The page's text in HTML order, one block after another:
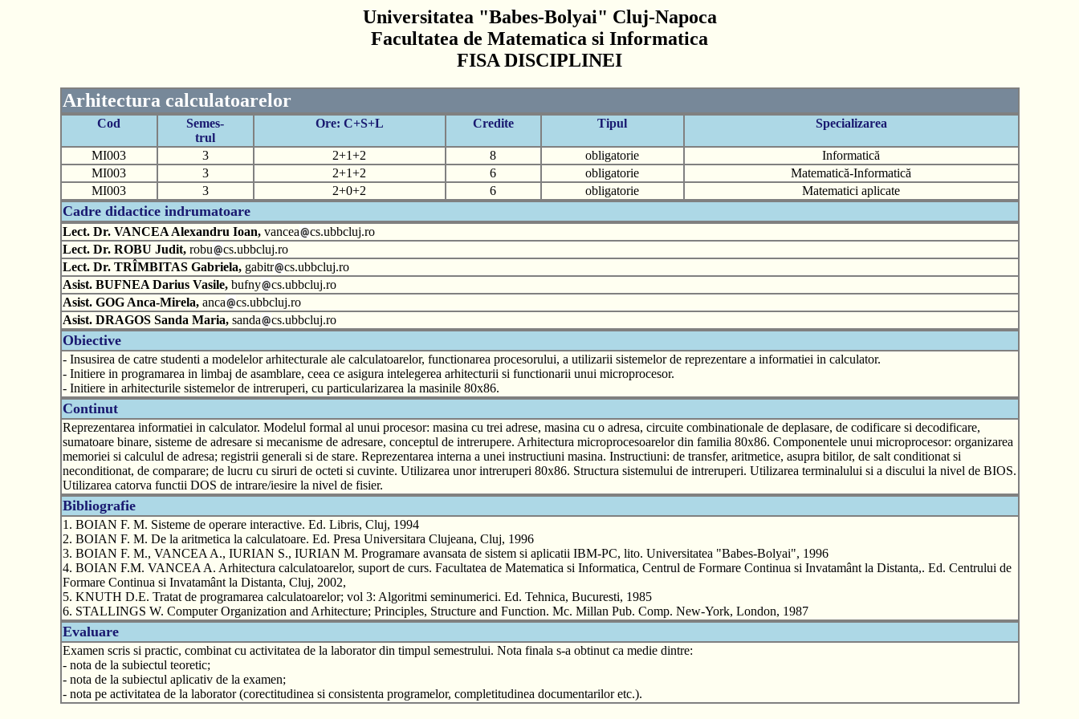
Universitatea "Babes-Bolyai" Cluj-Napoca
Facultatea de Matematica si Informatica
FISA DISCIPLINEI
Arhitectura calculatoarelor
Cod
Semes-
trul
Ore: C+S+L Credite Tipul Specializarea
MI003 3 2+1+2 8 obligatorie
Informatică
MI003
3 2+1+2 6 obligatorie
Matematică-Informatică
MI003
3 2+0+2 6 obligatorie Matematici aplicate
Cadre didactice indrumatoare
Lect. Dr. VANCEA Alexandru Ioan,vancea
cs.ubbcluj.ro
Lect. Dr. ROBU Judit,robu
cs.ubbcluj.ro
Lect. Dr. TRÎMBITAS Gabriela,gabitr
cs.ubbcluj.ro
Asist. BUFNEA Darius Vasile,bufny
cs.ubbcluj.ro
Asist. GOG Anca-Mirela,anca
cs.ubbcluj.ro
Asist. DRAGOS Sanda Maria,sanda cs.ubbcluj.ro
Obiective
- Insusirea de catre studenti a modelelor arhitecturale ale calculatoarelor, functionarea procesorului, a utilizarii sistemelor de reprezentare a informatiei in calculator.
- Initiere in programarea in limbaj de asamblare, ceea ce asigura intelegerea arhitecturii si functionarii unui microprocesor.
- Initiere in arhitecturile sistemelor de intreruperi, cu particularizarea la masinile 80x86.
Continut
Reprezentarea informatiei in calculator. Modelul formal al unui procesor: masina cu trei adrese, masina cu o adresa, circuite combinationale de deplasare, de codificare si decodificare,
sumatoare binare, sisteme de adresare si mecanisme de adresare, conceptul de intrerupere. Arhitectura microprocesoarelor din familia 80x86. Componentele unui microprocesor: organizarea
memoriei si calculul de adresa; registrii generali si de stare. Reprezentarea interna a unei instructiuni masina. Instructiuni: de transfer, aritmetice, asupra bitilor, de salt conditionat si
neconditionat, de comparare; de lucru cu siruri de octeti si cuvinte. Utilizarea unor intreruperi 80x86. Structura sistemului de intreruperi. Utilizarea terminalului si a discului la nivel de BIOS.
Utilizarea catorva functii DOS de intrare/iesire la nivel de fisier.
Bibliografie
1. BOIAN F. M. Sisteme de operare interactive. Ed. Libris, Cluj, 1994
2. BOIAN F. M. De la aritmetica la calculatoare. Ed. Presa Universitara Clujeana, Cluj, 1996
3. BOIAN F. M., VANCEA A., IURIAN S., IURIAN M. Programare avansata de sistem si aplicatii IBM-PC, lito. Universitatea "Babes-Bolyai", 1996
4. BOIAN F.M. VANCEA A. Arhitectura calculatoarelor, suport de curs. Facultatea de Matematica si Informatica, Centrul de Formare Continua si Invatamânt la Distanta,. Ed. Centrului de
Formare Continua si Invatamânt la Distanta, Cluj, 2002,
5. KNUTH D.E. Tratat de programarea calculatoarelor; vol 3: Algoritmi seminumerici. Ed. Tehnica, Bucuresti, 1985
6. STALLINGS W. Computer Organization and Arhitecture; Principles, Structure and Function. Mc. Millan Pub. Comp. New-York, London, 1987
Evaluare
Examen scris si practic, combinat cu activitatea de la laborator din timpul semestrului. Nota finala s-a obtinut ca medie dintre:
- nota de la subiectul teoretic;
- nota de la subiectul aplicativ de la examen;
- nota pe activitatea de la laborator (corectitudinea si consistenta programelor, completitudinea documentarilor etc.).